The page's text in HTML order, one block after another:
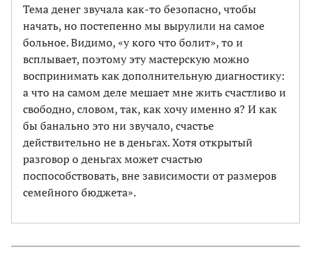
Тема денег звучала как-то безопасно, чтобы
начать, но постепенно мы вырулили на самое
больное. Видимо, «у кого что болит», то и
всплывает, поэтому эту мастерскую можно
воспринимать как дополнительную диагностику:
а что на самом деле мешает мне жить счастливо и
свободно, словом, так, как хочу именно я? И как
бы банально это ни звучало, счастье
действительно не в деньгах. Хотя открытый
разговор о деньгах может счастью
поспособствовать, вне зависимости от размеров
семейного бюджета».